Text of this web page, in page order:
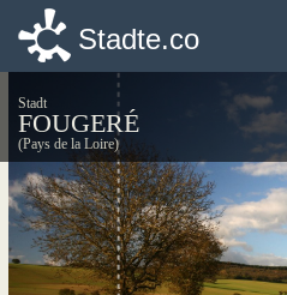
Stadte.co
Stadt
FOUGERÉ
(Pays de la Loire)
Stadte.co